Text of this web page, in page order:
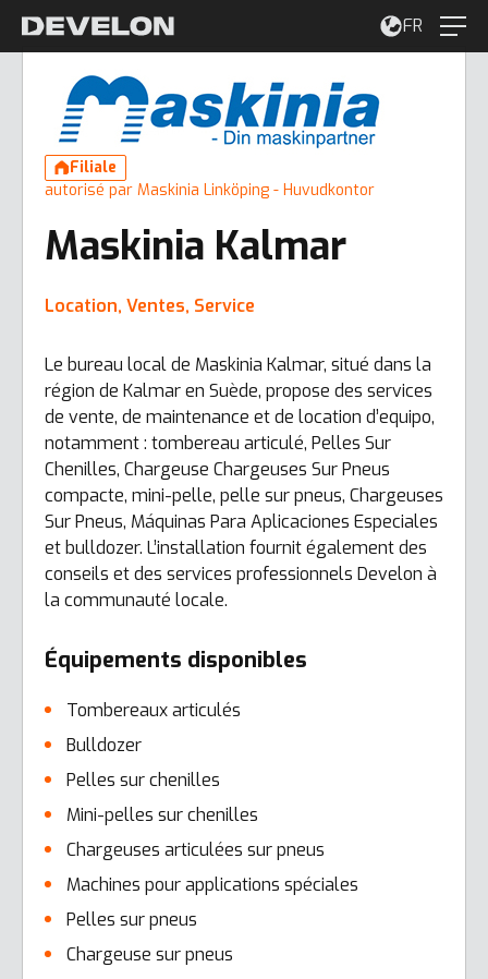
FR
Filiale
autorisé par Maskinia Linköping - Huvudkontor
Maskinia Kalmar
Location, Ventes, Service
Le bureau local de Maskinia Kalmar, situé dans la
région de Kalmar en Suède, propose des services
de vente, de maintenance et de location d’equipo,
notamment : tombereau articulé, Pelles Sur
Chenilles, Chargeuse Chargeuses Sur Pneus
compacte, mini-pelle, pelle sur pneus, Chargeuses
Sur Pneus, Máquinas Para Aplicaciones Especiales
et bulldozer. L’installation fournit également des
conseils et des services professionnels Develon à
la communauté locale.
Équipements disponibles
Tombereaux articulés
Bulldozer
Pelles sur chenilles
Mini-pelles sur chenilles
Chargeuses articulées sur pneus
Machines pour applications spéciales
Pelles sur pneus
Chargeuse sur pneus